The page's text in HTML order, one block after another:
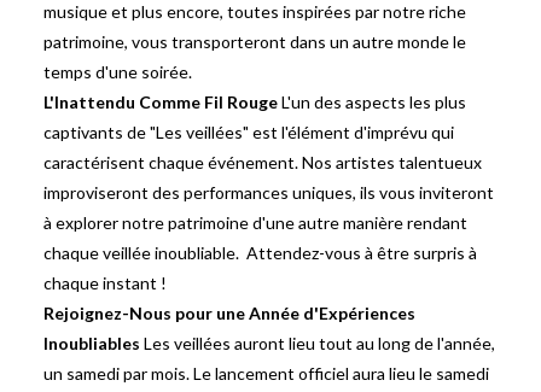
musique et plus encore, toutes inspirées par notre riche
patrimoine, vous transporteront dans un autre monde le
temps d'une soirée.
L'Inattendu Comme Fil RougeL'un des aspects les plus
captivants de "Les veillées" est l'élément d'imprévu qui
caractérisent chaque événement. Nos artistes talentueux
improviseront des performances uniques, ils vous inviteront
à explorer notre patrimoine d'une autre manière rendant
chaque veillée inoubliable. Attendez-vous à être surpris à
chaque instant !
Rejoignez-Nous pour une Année d'Expériences
Inoubliables Les veillées auront lieu tout au long de l'année,
un samedipar mois. Le lancement officiel aura lieu le samedi